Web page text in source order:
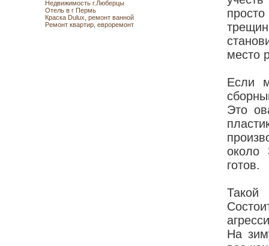
Недвижимость г.Люберцы
Отель в г Пермь
Краска Dulux ремонт ванной
Ремонт квартир евроремонт
место
Если
Это
около
готов.
Такой
На